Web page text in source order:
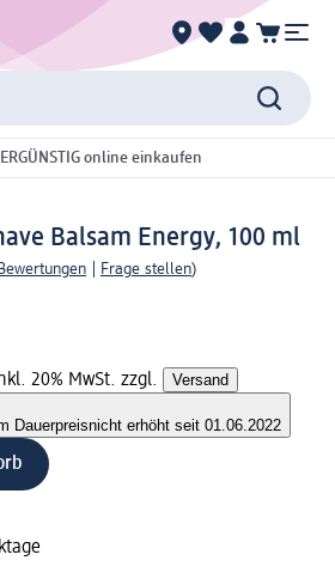
online einkaufen
Balsam Energy, 100 ml
Frage stellen)
20% MwSt. zzgl. Versand
Dauerpreisnicht erhöht seit 01.06.2022